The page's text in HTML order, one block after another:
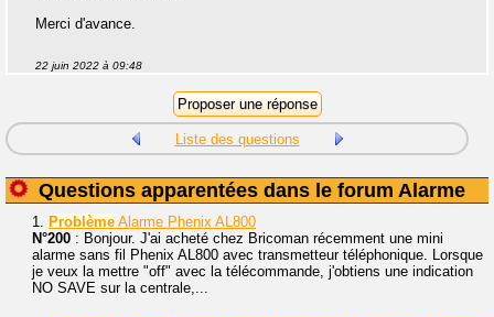
Merci d'avance.
22 juin 2022 à 09:48
Liste des questions
Questions apparentées dans le forum Alarme
1. Problème Alarme Phenix AL800
N°200 : Bonjour. J'ai acheté chez Bricoman récemment une mini
alarme sans fil Phenix AL800 avec transmetteur téléphonique. Lorsque
je veux la mettre "off" avec la télécommande, j'obtiens une indication
NO SAVE sur la centrale,...